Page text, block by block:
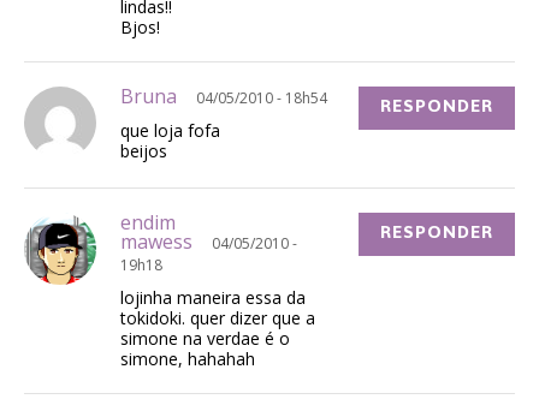
lindas!!
Bjos!
Bruna 04/05/2010 - 18h54
que loja fofa
beijos
RESPONDER
endim
mawess
04/05/2010 -
19h18
lojinha maneira essa da
tokidoki. quer dizer que a
simone na verdae é o
simone, hahahah
RESPONDER